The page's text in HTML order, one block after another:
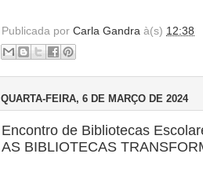
Publicada por Carla Gandra à(s) 12:38
QUARTA-FEIRA, 6 DE MARÇO DE 2024
Encontro de Bibliotecas
AS BIBLIOTECAS